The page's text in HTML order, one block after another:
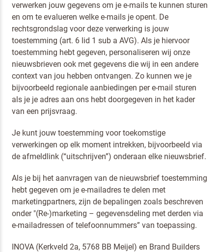
verwerken jouw gegevens om je e-mails te kunnen sturen
en om te evalueren welke e-mails je opent. De
rechtsgrondslag voor deze verwerking is jouw
toestemming (art. 6 lid 1 sub a AVG). Als je hiervoor
toestemming hebt gegeven, personaliseren wij onze
nieuwsbrieven ook met gegevens die wij in een andere
context van jou hebben ontvangen. Zo kunnen we je
bijvoorbeeld regionale aanbiedingen per e-mail sturen
als je je adres aan ons hebt doorgegeven in het kader
van een prijsvraag.
Je kunt jouw toestemming voor toekomstige
verwerkingen op elk moment intrekken, bijvoorbeeld via
de afmeldlink (“uitschrijven”) onderaan elke nieuwsbrief.
Als je bij het aanvragen van de nieuwsbrief toestemming
hebt gegeven om je e-mailadres te delen met
marketingpartners, zijn de bepalingen zoals beschreven
onder "(Re-)marketing – gegevensdeling met derden via
e-mailadressen of telefoonnummers” van toepassing.
INOVA (Kerkveld 2a, 5768 BB Meijel) en Brand Builders